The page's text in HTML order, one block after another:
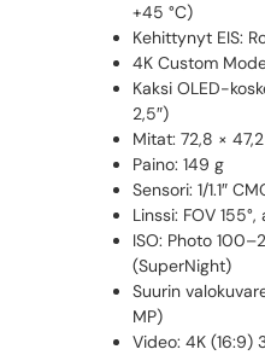
+45 °C)
Kehittynyt EIS:
4K Custom
Kaksi OLED-
2,5″)
Mitat: 72,8 ×
Paino: 149 g
Sensori: 1/1.1″
Linssi: FOV
ISO: Photo
(SuperNight)
Suurin
MP)
Video: 4K (16:9)